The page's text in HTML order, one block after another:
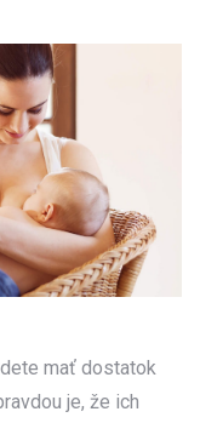
mať dostatok
je, že ich